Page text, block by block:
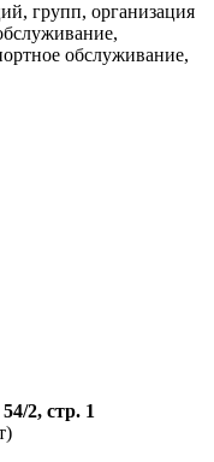
групп, организация
обслуживание,
2, стр. 1